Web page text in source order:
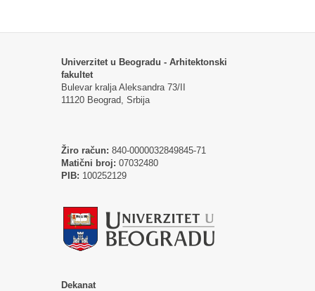
Univerzitet u Beogradu - Arhitektonski
fakultet
Bulevar kralja Aleksandra 73/II
11120 Beograd, Srbija
Žiro račun: 840-0000032849845-71
Matični broj: 07032480
PIB: 100252129
Dekanat